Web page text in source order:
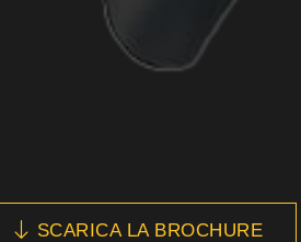
SCARICA LA BROCHURE